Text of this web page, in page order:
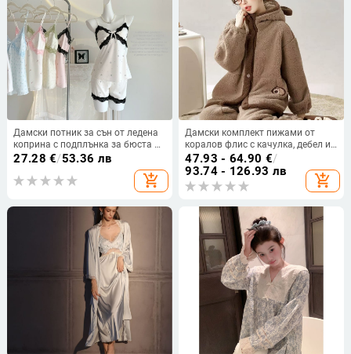
Дамски потник за сън от ледена
коприна с подплънка за бюста —
без ръкави, презрамков стил, V-
образно деколте, ултра тънък
плат 81–100 г/м², 95–100%
27.28 €/53.36 лв
add_shopping_cart
Дамски комплект пижами от
коралов флис с качулка, дебел и
топъл, за есен-зима, удобен за
домашно облекло и подходящ за
носене навън, дълги ръкави
47.93 - 64.90 €/
93.74 - 126.93 лв
add_shopping_cart